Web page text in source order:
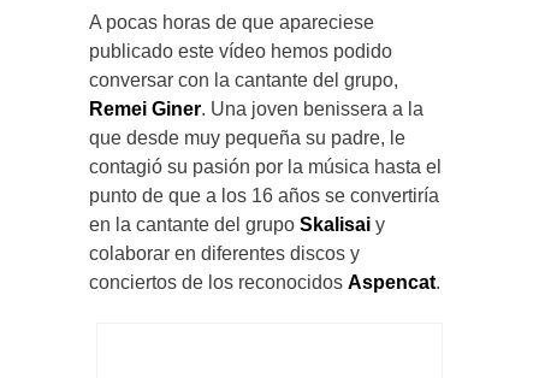
A pocas horas de que apareciese
publicado este vídeo hemos podido
conversar con la cantante del grupo,
Remei Giner. Una joven benissera a la
que desde muy pequeña su padre, le
contagió su pasión por la música hasta el
punto de que a los 16 años se convertiría
en la cantante del grupo Skalisai y
colaborar en diferentes discos y
conciertos de los reconocidos Aspencat.